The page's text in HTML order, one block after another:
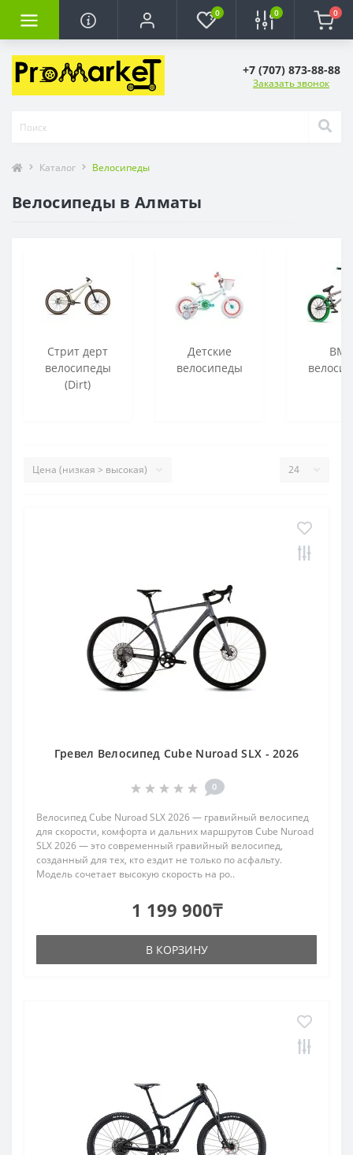
0 0 0
+7 (707) 873-88-88
Заказать звонок
Каталог Велосипеды
Велосипеды в Алматы
Стрит дерт
велосипеды
(Dirt)
Детские
велосипеды
BMX
Гревел Велосипед Cube Nuroad SLX - 2026
0
Велосипед Cube Nuroad SLX 2026 — гравийный велосипед
для скорости, комфорта и дальних маршрутов Cube Nuroad
SLX 2026 — это современный гравийный велосипед,
созданный для тех, кто ездит не только по асфальту.
Модель сочетает высокую скорость на ро..
1 199 900₸
В КОРЗИНУ